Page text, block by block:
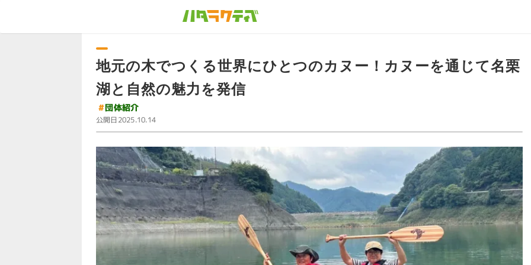
地元の木でつくる世界にひとつのカヌー！カヌーを通じて名栗
湖と自然の魅力を発信
#団体紹介
公開日2025.10.14